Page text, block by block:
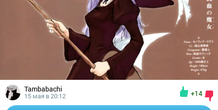
Tambabachi
15 мая в 20:12 +14